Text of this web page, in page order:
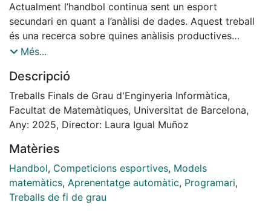
Actualment l’handbol continua sent un esport
secundari en quant a l’anàlisi de dades. Aquest treball
és una recerca sobre quines anàlisis productives
podem fer amb l’escassetat de dades amb la qual es
diverses preguntes que resoldrem realitzant una anàlisi
exploratòria de dos
conjunts de dades de la lliga alemanya d’handbol, la
Bundesliga. D’aquesta manera podrem extreure la
gràfics i visualitzacions de dades les preguntes
plantejades. Un dels conjunts de dades disposa de les
estadístiques individuals dels jugadors de la lliga;
l’altre, dels resultats de les jornades. Aquestes dades
Més...
Descripció
Treballs Finals de Grau d'Enginyeria Informàtica,
Facultat de Matemàtiques, Universitat de Barcelona,
Any: 2025, Director: Laura Igual Muñoz
Matèries
Handbol, Competicions esportives, Models
matemàtics, Aprenentatge automàtic, Programari,
Treballs de fi de grau